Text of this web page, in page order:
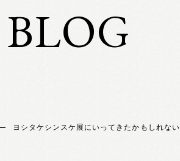
ヨシタケシンスケ展にいってきたかもしれない